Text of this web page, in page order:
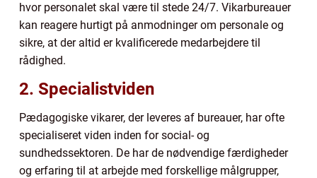
hvor personalet skal være til stede 24/7. Vikarbureauer
kan reagere hurtigt på anmodninger om personale og
sikre, at der altid er kvalificerede medarbejdere til
rådighed.
2. Specialistviden
Pædagogiske vikarer, der leveres af bureauer, har ofte
specialiseret viden inden for social- og
sundhedssektoren. De har de nødvendige færdigheder
og erfaring til at arbejde med forskellige målgrupper,